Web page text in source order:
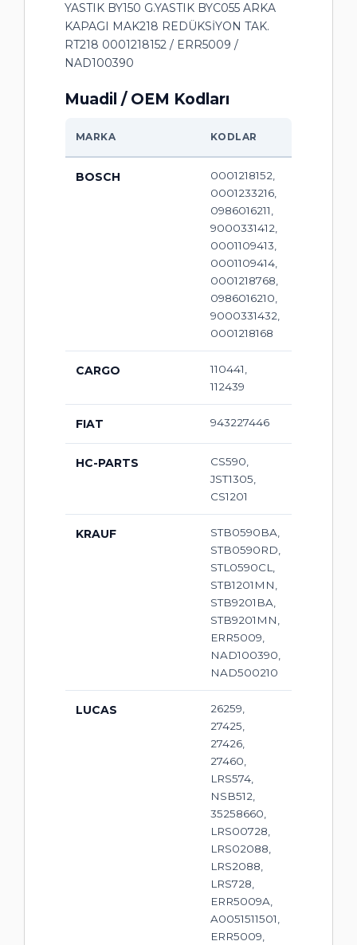
YASTIK BY150 G.YASTIK BYC055 ARKA
KAPAGI MAK218 REDÜKSİYON TAK.
RT218 0001218152 / ERR5009 /
NAD100390
Muadil / OEM Kodları
MARKA KODLAR
BOSCH
0001218152,
0001233216,
0986016211,
9000331412,
0001109413,
0001109414,
0001218768,
0986016210,
9000331432,
0001218168
CARGO
110441,
112439
FIAT 943227446
HC-PARTS
CS590,
JST1305,
CS1201
KRAUF
STB0590BA,
STB0590RD,
STL0590CL,
STB1201MN,
STB9201BA,
STB9201MN,
ERR5009,
NAD100390,
NAD500210
LUCAS
26259,
27425,
27426,
27460,
LRS574,
NSB512,
35258660,
LRS00728,
LRS02088,
LRS2088,
LRS728,
ERR5009A,
A0051511501,
ERR5009,